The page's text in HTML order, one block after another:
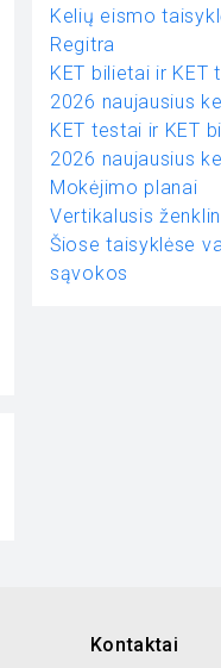
Kelių eismo
Regitra
KET bilietai ir KET
2026 naujausius
KET testai ir KET
2026 naujausius
Mokėjimo planai
Vertikalusis
Šiose taisyklėse
sąvokos
Kontaktai